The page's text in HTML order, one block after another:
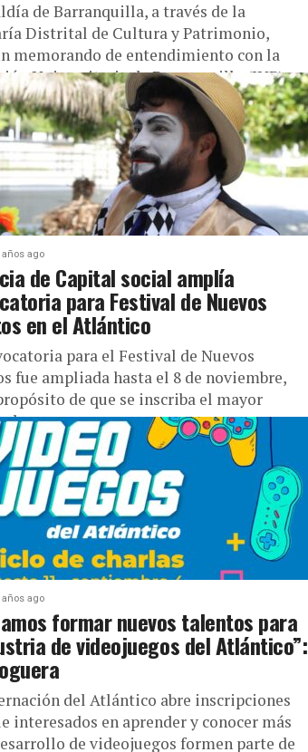
de Barranquilla, a través de la
Distrital de Cultura y Patrimonio,
memorando de entendimiento con la
Universitaria de Barranquilla (IUB)...
años ago
de Capital social amplía
para Festival de Nuevos
en el Atlántico
para el Festival de Nuevos
fue ampliada hasta el 8 de noviembre,
de que se inscriba el mayor
de...
años ago
formar nuevos talentos para
de videojuegos del Atlántico”:
del Atlántico abre inscripciones
interesados en aprender y conocer más
de videojuegos formen parte de